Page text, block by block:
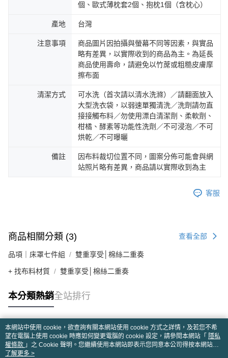
個、歐式薄枕套2個、抱枕1個（含枕心）
產地 台灣
注意事項
商品圖片因拍攝與螢幕不同等因素，與實品
略有差異，以實際收到的商品為主。為延長
商品使用壽命，請避免以竹蓆或粗糙皮膚摩
擦布面
清潔方式
可水洗（首次請以清水洗滌）／請翻面放入
大型洗衣袋，以弱速單獨清洗／洗劑請勿直
接接觸布料／勿使用漂白清潔劑、柔軟劑、
柑橘、酵素等功能性洗劑／不可浸泡／不可
烘乾／不可曝曬
備註
因布料裁切位置不同，圖案分佈可能會與網
站照片略有差異，商品請以實際收到為主
客服
商品相關分類 (3) 查看全部
品項｜床罩七件組 雙重享受│棉絲二重奏
+ 找布料材質 雙重享受│棉絲二重奏
本分類熱銷全站排行
熱門標籤
本網站中使用 cookie，欲查詢有關本網站使用 cookie 方式之詳情，及若您不希
望在電腦上使用 cookie 時應如何變更電腦的 cookie 設定，請參閱本網站「 隱私
權條款 」之 Cookie 聲明。您繼續使用本網站即表示您同意本公司得按本網站使
用條款之 Cookie 聲明使用 cookie。
了解更多 >